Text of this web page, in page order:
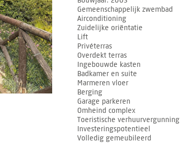
Gemeenschappelijk zwembad
Airconditioning
Zuidelijke oriëntatie
Lift
Privéterras
Overdekt terras
Ingebouwde kasten
Badkamer en suite
Marmeren vloer
Berging
Garage parkeren
Omheind complex
Toeristische verhuurvergunning
Investeringspotentieel
Volledig gemeubileerd